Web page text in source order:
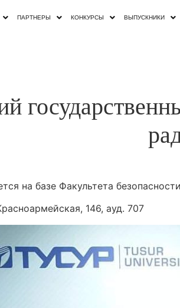
ПАРТНЕРЫ КОНКУРСЫ ВЫПУСКНИКИ
на базе Факультета
146, ауд. 707